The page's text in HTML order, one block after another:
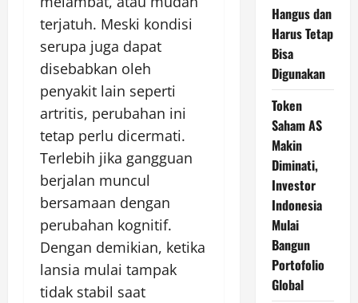
terjatuh. Meski kondisi
serupa juga dapat
disebabkan oleh
penyakit lain seperti
artritis, perubahan ini
tetap perlu dicermati.
Terlebih jika gangguan
berjalan muncul
bersamaan dengan
perubahan kognitif.
Dengan demikian, ketika
lansia mulai tampak
tidak stabil saat
Hangus dan
Harus Tetap
Bisa
Digunakan
Token
Saham AS
Makin
Diminati,
Investor
Indonesia
Mulai
Bangun
Portofolio
Global